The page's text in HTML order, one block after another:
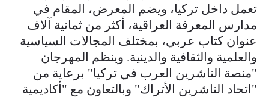
تعمل داخل تركيا، ويضم المعرض، المقام في
مدارس المعرفة العراقية، أكثر من ثمانية آلاف
عنوان كتاب عربي، بمختلف المجالات السياسية
والعلمية والثقافية والدينية. وينظم المهرجان
"منصة الناشرين العرب في تركيا" برعاية من
"اتحاد الناشرين الأتراك" وبالتعاون مع "أكاديمية